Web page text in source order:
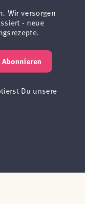
Wir versorgen
- neue
Abonnieren
Du unsere